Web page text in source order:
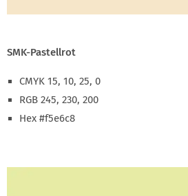
SMK-Pastellrot
CMYK 15, 10, 25, 0
RGB 245, 230, 200
Hex #f5e6c8